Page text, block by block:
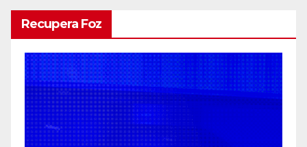
Recupera Foz